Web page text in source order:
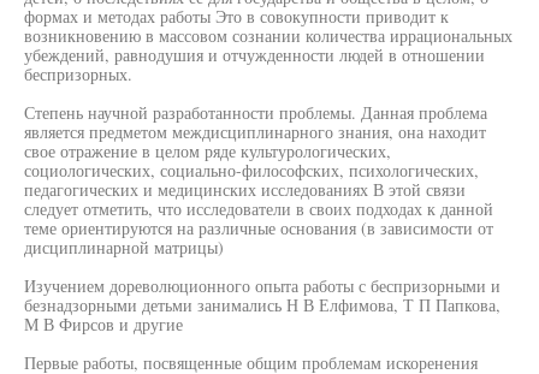
формах и методах работы Это в совокупности приводит к
возникновению в массовом сознании количества иррациональных
убеждений, равнодушия и отчужденности людей в отношении
беспризорных.
Степень научной разработанности проблемы. Данная проблема
является предметом междисциплинарного знания, она находит
свое отражение в целом ряде культурологических,
социологических, социально-философских, психологических,
педагогических и медицинских исследованиях В этой связи
следует отметить, что исследователи в своих подходах к данной
теме ориентируются на различные основания (в зависимости от
дисциплинарной матрицы)
Изучением дореволюционного опыта работы с беспризорными и
безнадзорными детьми занимались Н В Елфимова, Т П Папкова,
М В Фирсов и другие
Первые работы, посвященные общим проблемам искоренения